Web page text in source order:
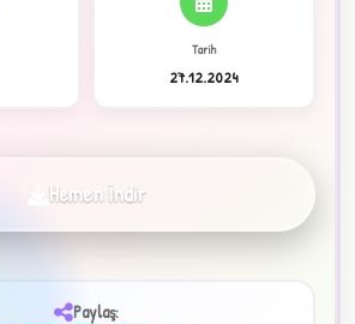
Tarih
27.12.2024
Hemen İndir
Paylaş: